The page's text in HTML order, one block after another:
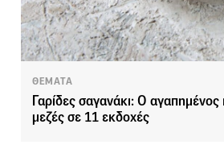
ΘΕΜΑΤΑ
Γαρίδες σαγανάκι: Ο αγαπημένος
μεζές σε 11 εκδοχές